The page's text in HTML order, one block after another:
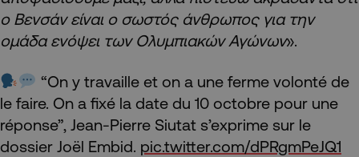
ο Βενσάν είναι ο σωστός άνθρωπος για την
ομάδα ενόψει των Ολυμπιακών Αγώνων».
“On y travaille et on a une ferme volonté de
le faire. On a fixé la date du 10 octobre pour une
réponse”, Jean-Pierre Siutat s’exprime sur le
dossier Joël Embid. pic.twitter.com/dPRgmPeJQ1